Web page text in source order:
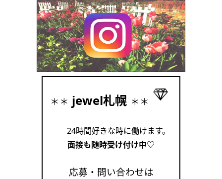
＊＊ jewel札幌 ＊＊
24時間好きな時に働けます。
面接も随時受け付け中♡
応募・問い合わせは